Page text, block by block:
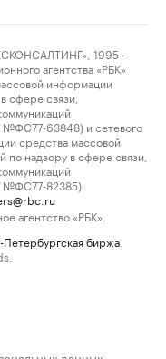
1995–
агентства «РБК»
информации
сфере связи,
№ФС77-63848) и сетевого
средства массовой
надзору в сфере связи,
№ФС77-82385)
агентство «РБК».
Петербургская биржа